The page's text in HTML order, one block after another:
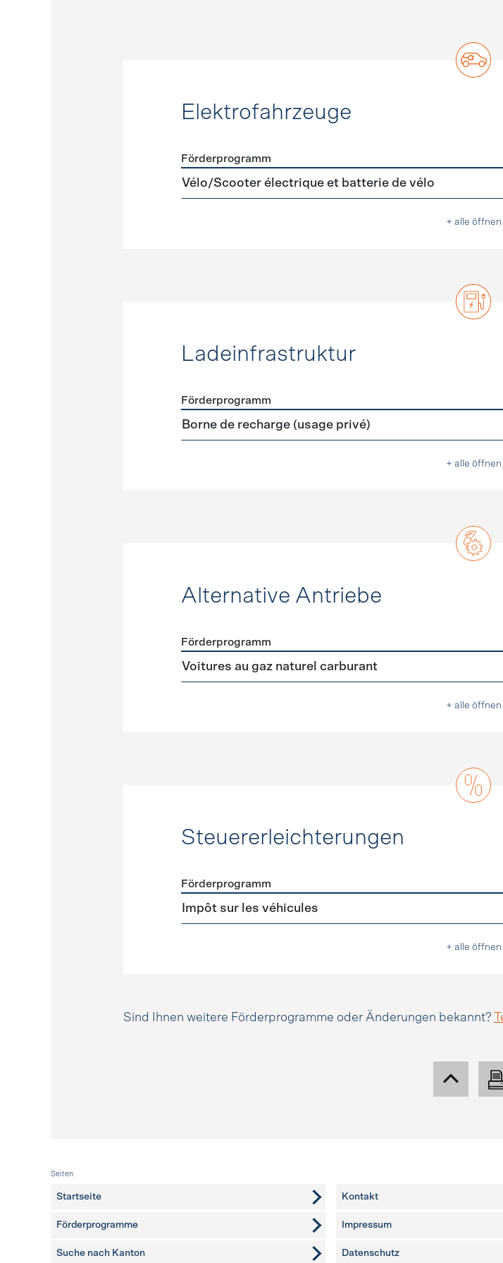
Elektrofahrzeuge
Förderprogramme Elektrofahrzeuge
Förderprogramm
Vélo/Scooter électrique et batterie de vélo
+ alle öffnen
Ladeinfrastruktur
Förderprogramme Ladeinfrastruktur
Förderprogramm
Borne de recharge (usage privé)
+ alle öffnen
Alternative Antriebe
Förderprogramme Alternative Antriebe
Förderprogramm
Voitures au gaz naturel carburant
+ alle öffnen
Steuererleichterungen
Förderprogramme Steuererleichterungen
Förderprogramm
Impôt sur les véhicules
+ alle öffnen
Sind Ihnen weitere Förderprogramme oder Änderungen bekannt?
Fusszeile
Seiten
Startseite
Förderprogramme
Suche nach Kanton
Kontakt
Impressum
Datenschutz